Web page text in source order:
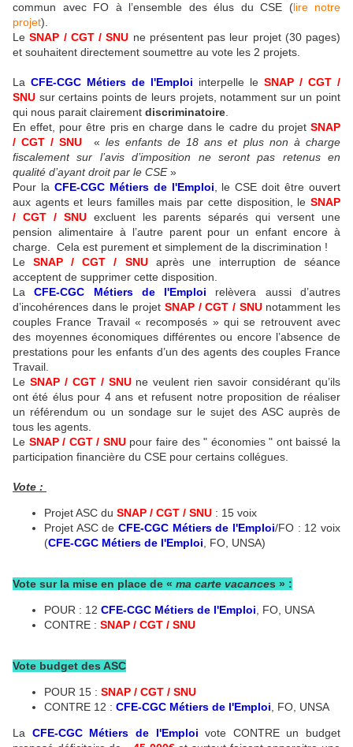
commun avec FO à l’ensemble des élus du CSE (lire notre
projet).
LeSNAP / CGT / SNU ne présentent pas leur projet (30 pages)
et souhaitent directement soumettre au vote les 2 projets.
La CFE-CGC Métiers de l'Emploi interpelle le SNAP / CGT /
SNU sur certains points de leurs projets, notamment sur un point
qui nous parait clairement discriminatoire
En effet, pour être pris en charge dans le cadre du projet SNAP
/ CGT / SNU « les enfants de 18 ans et plus non à charge
fiscalement sur l’avis d’imposition ne seront pas retenus en
qualité d’ayant droit par le CSE»
Pour la CFE-CGC Métiers de l'Emploi , le CSE doit être ouvert
aux agents et leurs familles mais par cette disposition, le SNAP
/ CGT / SNUexcluent les parents séparés qui versent une
pension alimentaire à l’autre parent pour un enfant encore à
charge. Cela est purement et simplement de la discrimination !
LeSNAP / CGT / SNUaprès une interruption de séance
acceptent de supprimer cette disposition.
LaCFE-CGC Métiers de l'Emploi relèvera aussi d’autres
d’incohérences dans le projet SNAP / CGT / SNUnotamment les
couples France Travail « recomposés » qui se retrouvent avec
des moyennes économiques différentes ou encore l’absence de
prestations pour les enfants d’un des agents des couples France
Travail.
Le SNAP / CGT / SNUne veulent rien savoir considérant qu’ils
ont été élus pour 4 ans et refusent notre proposition de réaliser
un référendum ou un sondage sur le sujet des ASC auprès de
tous les agents.
Le SNAP / CGT / SNUpour faire des " économies " ont baissé la
participation financière du CSE pour certains collégues.
Vote :
Projet ASC du SNAP / CGT / SNU : 15 voix
Projet ASC de CFE-CGC Métiers de l'Emploi/FO : 12 voix
(CFE-CGC Métiers de l'Emploi , FO, UNSA)
Vote sur la mise en place de « ma carte vacances » :
POUR : 12 CFE-CGC Métiers de l'Emploi , FO, UNSA
CONTRE : SNAP / CGT / SNU
Vote budget des ASC
POUR 15 : SNAP / CGT / SNU
CONTRE 12 : CFE-CGC Métiers de l'Emploi , FO, UNSA
La CFE-CGC Métiers de l'Emploi vote CONTRE un budget